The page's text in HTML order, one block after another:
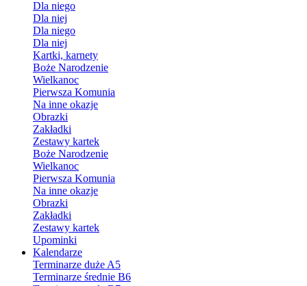
Dla niego
Dla niej
Dla niego
Dla niej
Kartki, karnety
Boże Narodzenie
Wielkanoc
Pierwsza Komunia
Na inne okazje
Obrazki
Zakładki
Zestawy kartek
Boże Narodzenie
Wielkanoc
Pierwsza Komunia
Na inne okazje
Obrazki
Zakładki
Zestawy kartek
Upominki
Kalendarze
Terminarze duże A5
Terminarze średnie B6